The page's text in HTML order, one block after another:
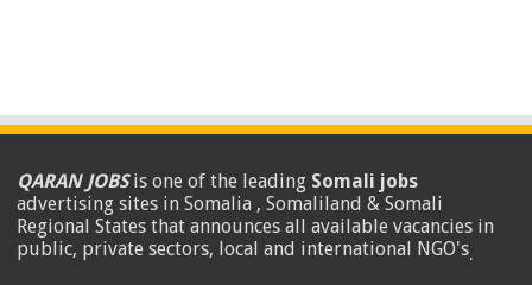
QARAN JOBSis one of the leading Somali jobs
advertising sites in Somalia , Somaliland & Somali
Regional States that announces all available vacancies in
public, private sectors, local and international NGO's.